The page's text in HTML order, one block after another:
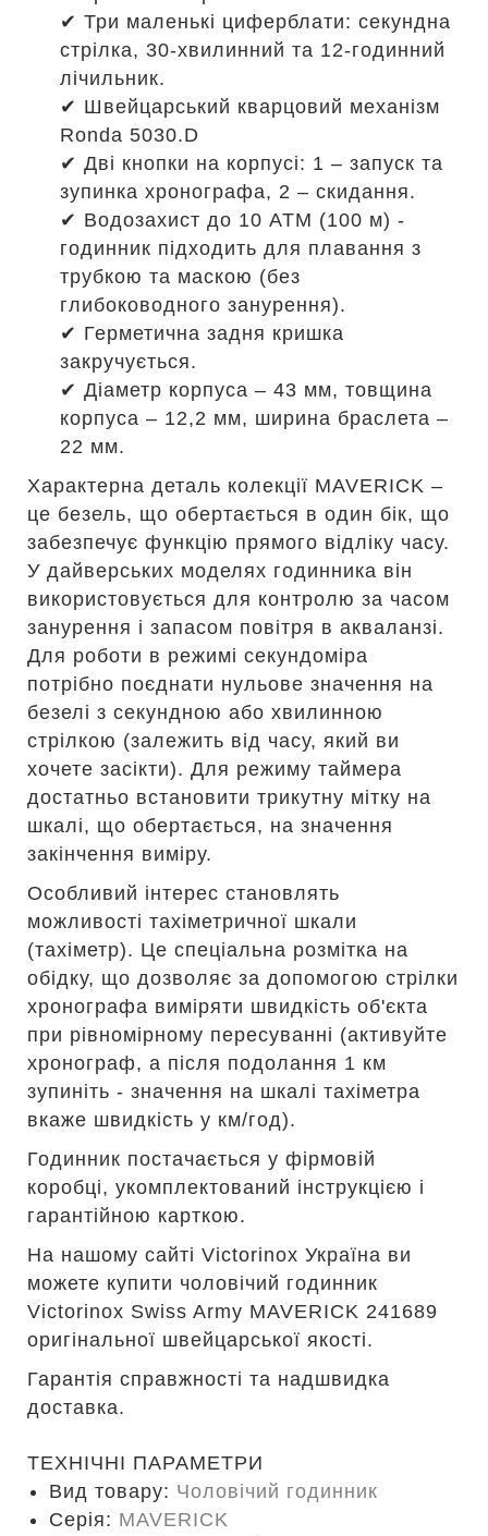
✔ Три маленькі циферблати: секундна
стрілка, 30-хвилинний та 12-годинний
лічильник.
✔ Швейцарський кварцовий механізм
Ronda 5030.D
✔ Дві кнопки на корпусі: 1 – запуск та
зупинка хронографа, 2 – скидання.
✔ Водозахист до 10 АТМ (100 м) -
годинник підходить для плавання з
трубкою та маскою (без
глибоководного занурення).
✔ Герметична задня кришка
закручується.
✔ Діаметр корпуса – 43 мм, товщина
корпуса – 12,2 мм, ширина браслета –
22 мм.
Характерна деталь колекції MAVERICK –
це безель, що обертається в один бік, що
забезпечує функцію прямого відліку часу.
У дайверських моделях годинника він
використовується для контролю за часом
занурення і запасом повітря в акваланзі.
Для роботи в режимі секундоміра
потрібно поєднати нульове значення на
безелі з секундною або хвилинною
стрілкою (залежить від часу, який ви
хочете засікти). Для режиму таймера
достатньо встановити трикутну мітку на
шкалі, що обертається, на значення
закінчення виміру.
Особливий інтерес становлять
можливості тахіметричної шкали
(тахіметр). Це спеціальна розмітка на
обідку, що дозволяє за допомогою стрілки
хронографа виміряти швидкість об'єкта
при рівномірному пересуванні (активуйте
хронограф, а після подолання 1 км
зупиніть - значення на шкалі тахіметра
вкаже швидкість у км/год).
Годинник постачається у фірмовій
коробці, укомплектований інструкцією і
гарантійною карткою.
На нашому сайті Victorinox Україна ви
можете купити чоловічий годинник
Victorinox Swiss Army MAVERICK 241689
оригінальної швейцарської якості.
Гарантія справжності та надшвидка
доставка.
ТЕХНІЧНІ ПАРАМЕТРИ
Вид товару: Чоловічий годинник
Серія: MAVERICK